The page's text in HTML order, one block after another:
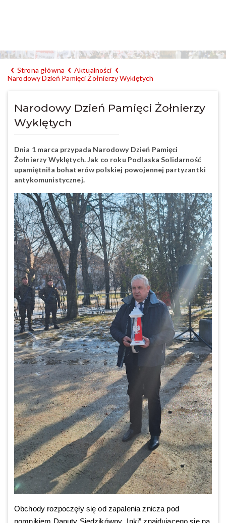
Strona główna
Aktualności
Narodowy Dzień Pamięci Żołnierzy Wyklętych
Narodowy Dzień Pamięci Żołnierzy
Wyklętych
Dnia 1 marca przypada Narodowy Dzień Pamięci
Żołnierzy Wyklętych. Jak co roku Podlaska Solidarność
upamiętniła bohaterów polskiej powojennej partyzantki
antykomunistycznej.
Obchody rozpoczęły się od zapalenia znicza pod
pomnikiem Danuty Siedzikówny „Inki” znajdującego się na